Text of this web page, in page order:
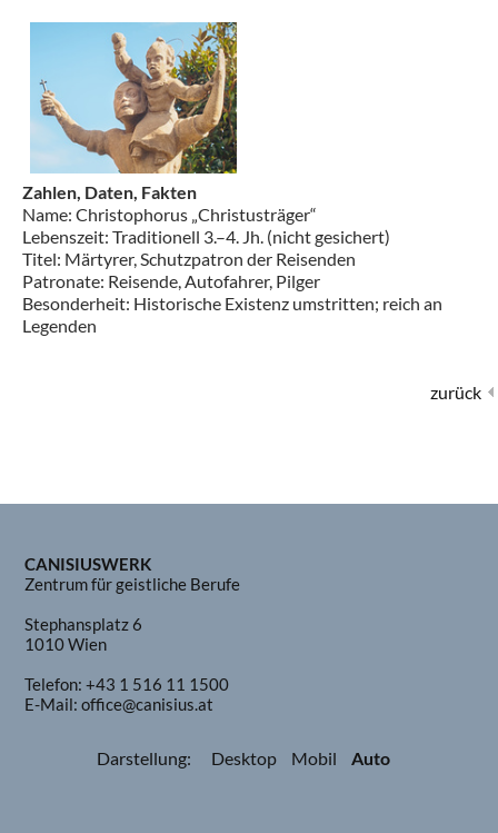
Zahlen, Daten, Fakten
Name: Christophorus „Christusträger“
Lebenszeit: Traditionell 3.–4. Jh. (nicht gesichert)
Titel: Märtyrer, Schutzpatron der Reisenden
Patronate: Reisende, Autofahrer, Pilger
Besonderheit: Historische Existenz umstritten; reich an
Legenden
zurück
CANISIUSWERK
Zentrum für geistliche Berufe
Stephansplatz 6
1010 Wien
Telefon:+43 1 516 11 1500
E-Mail:office@canisius.at
Darstellung: Desktop Mobil Auto